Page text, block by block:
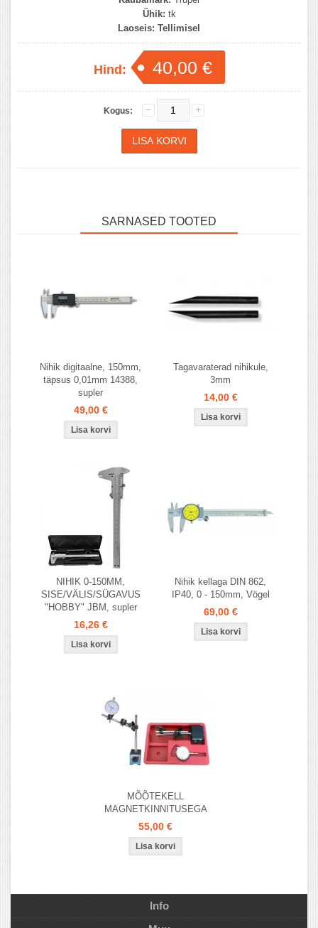
Ühik: tk
Laoseis: Tellimisel
Hind: 40,00 €
Kogus:
SARNASED TOOTED
Nihik digitaalne, 150mm,
täpsus 0,01mm 14388,
supler
49,00 €
Tagavaraterad nihikule,
3mm
14,00 €
NIHIK 0-150MM,
SISE/VÄLIS/SÜGAVUS
"HOBBY" JBM, supler
16,26 €
Nihik kellaga DIN 862,
IP40, 0 - 150mm, Vögel
69,00 €
MÕÕTEKELL
MAGNETKINNITUSEGA
55,00 €
Info